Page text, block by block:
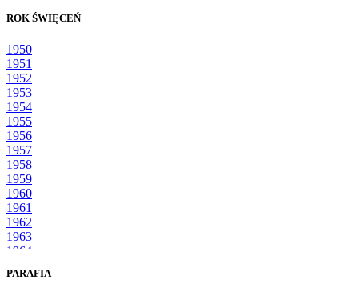
ROK ŚWIĘCEŃ
1950
1951
1952
1953
1954
1955
1956
1957
1958
1959
1960
1961
1962
1963
1964
1966
PARAFIA